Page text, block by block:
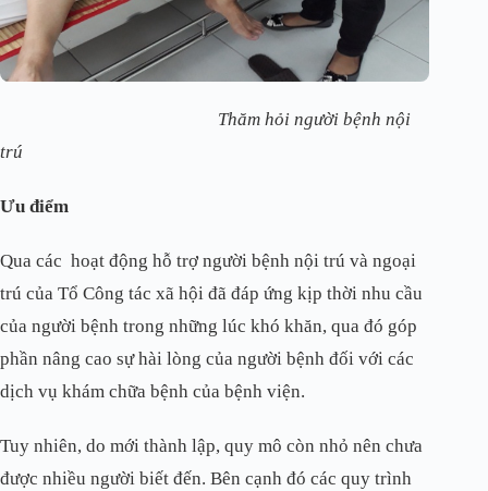
Thăm hỏi người bệnh nội
trú
Ưu điểm
Qua các hoạt động hỗ trợ người bệnh nội trú và ngoại
trú của Tổ Công tác xã hội đã đáp ứng kịp thời nhu cầu
của người bệnh trong những lúc khó khăn, qua đó góp
phần nâng cao sự hài lòng của người bệnh đối với các
dịch vụ khám chữa bệnh của bệnh viện.
Tuy nhiên, do mới thành lập, quy mô còn nhỏ nên chưa
được nhiều người biết đến. Bên cạnh đó các quy trình